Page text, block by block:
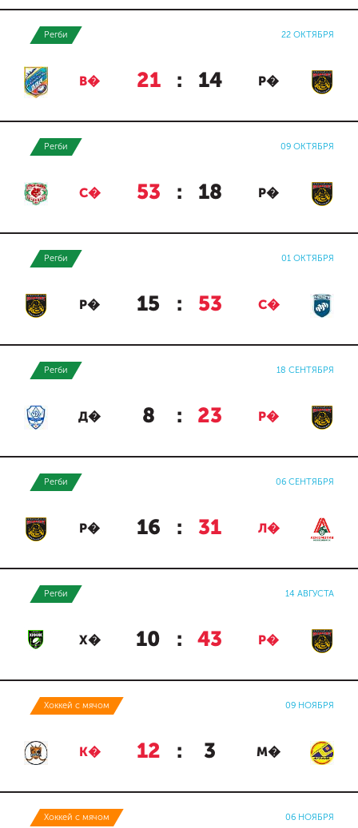
Регби 22 ОКТЯБРЯ
В� 21 : 14 Р�
Регби 09 ОКТЯБРЯ
С� 53 : 18 Р�
Регби 01 ОКТЯБРЯ
Р� 15 : 53 С�
Регби 18 СЕНТЯБРЯ
Д� 8 : 23 Р�
Регби 06 СЕНТЯБРЯ
Р� 16 : 31 Л�
Регби 14 АВГУСТА
Х� 10 : 43 Р�
Хоккей с мячом 09 НОЯБРЯ
К� 12 : 3 М�
Хоккей с мячом 06 НОЯБРЯ